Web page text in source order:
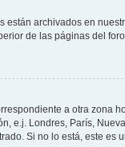
archivados en
de las páginas del
a otra zona
e.j. Londres, París,
Si no lo está, este es